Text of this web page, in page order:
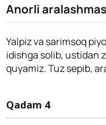
Anorli
Yalpiz va sarimsoq
idishga solib, ustidan
quyamiz. Tuz sepib,
Qadam 4